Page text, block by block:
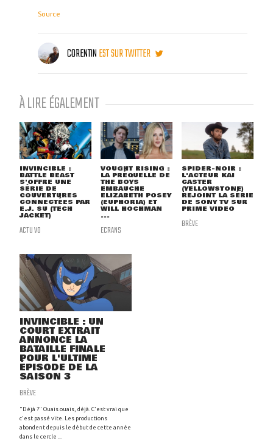
Source
CORENTINEST SUR TWITTER
À LIRE ÉGALEMENT
INVINCIBLE :
BATTLE BEAST
S'OFFRE UNE
SÉRIE DE
COUVERTURES
CONNECTÉES PAR
E.J. SU (TECH
JACKET)
ACTU VO
VOUGHT RISING :
LA PRÉQUELLE DE
THE BOYS
EMBAUCHE
ELIZABETH POSEY
(EUPHORIA) ET
WILL HOCHMAN
...
ECRANS
SPIDER-NOIR :
L'ACTEUR KAI
CASTER
(YELLOWSTONE)
REJOINT LA SÉRIE
DE SONY TV SUR
PRIME VIDEO
BRÈVE
INVINCIBLE : UN
COURT EXTRAIT
ANNONCE LA
BATAILLE FINALE
POUR L'ULTIME
ÉPISODE DE LA
SAISON 3
BRÈVE
"Déjà ?" Ouais ouais, déjà. C'est vrai que
c'est passé vite. Les productions
abondent depuis le début de cette année
dans le cercle ...